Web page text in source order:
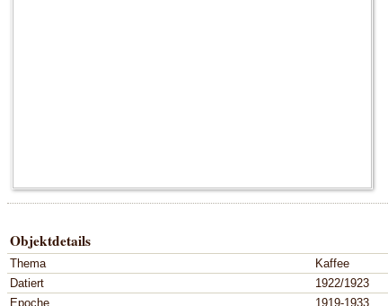
Objektdetails
Thema
Kaffee
Datiert
1922/1923
Epoche
1919-1933